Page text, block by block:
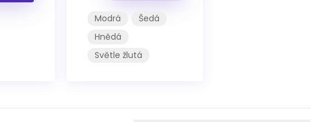
Modrá
Šedá
Hnědá
Světle žlutá